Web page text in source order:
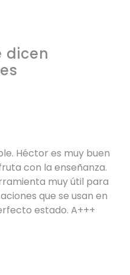
dicen
Héctor es muy buen
con la enseñanza.
muy útil para
que se usan en
estado. A+++